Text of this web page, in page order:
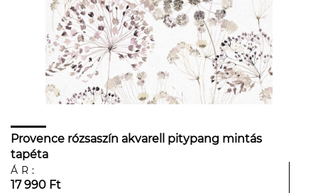
Provence rózsaszín akvarell pitypang mintás
tapéta
ÁR:
17 990 Ft